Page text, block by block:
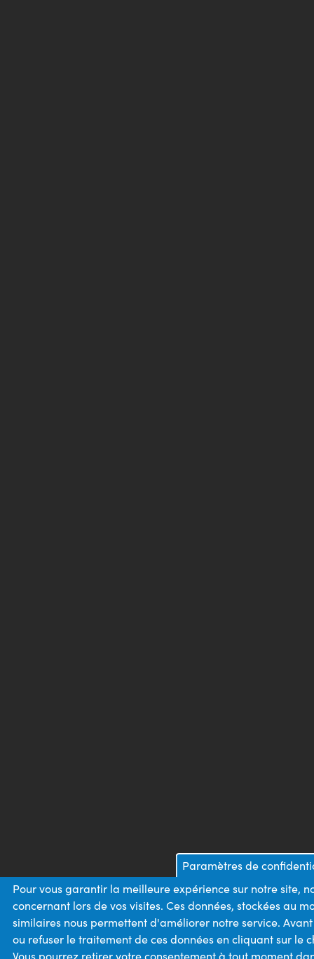
Paramètres de
Pour vous garantir la meilleure expérience sur notre site,
concernant lors de vos visites. Ces données, stockées au
similaires nous permettent d'améliorer notre service.
ou refuser le traitement de ces données en cliquant sur le
Vous pourrez retirer votre consentement à tout moment